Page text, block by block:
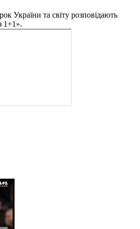
України та світу розповідають
1+1».